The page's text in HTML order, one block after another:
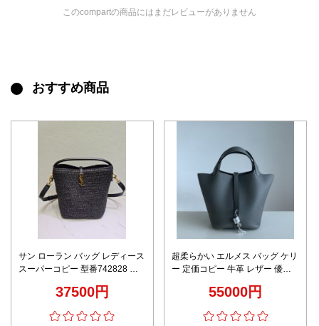
このcompartの商品にはまだレビューがありません
おすすめ商品
サン ローラン バッグ レディース
スーパーコピー 型番742828 草
グ 斜め掛け ブラック
37500円
超柔らかい エルメス バッグ ケリ
ー 定価コピー 牛革 レザー 優雅
55000円